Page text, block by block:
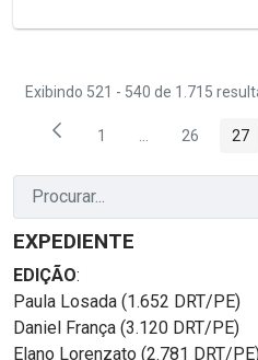
Exibindo 521 - 540 de 1.715
Página
1 PáginasPágina
26 27
EXPEDIENTE
EDIÇÃO:
Paula Losada (1.652 DRT/PE)
Daniel França (3.120 DRT/PE)
Elano Lorenzato (2.781 DRT/